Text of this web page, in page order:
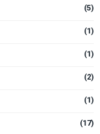
(5)
(1)
(1)
(2)
(1)
(17)